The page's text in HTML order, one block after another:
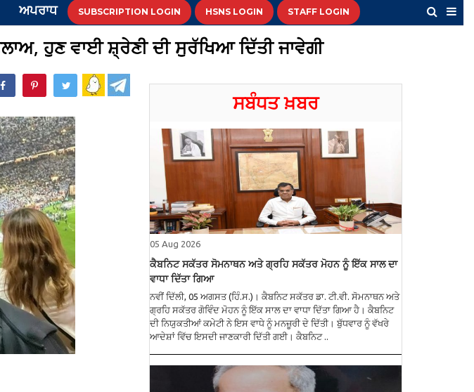
ਅਪਰਾਧ SUBSCRIPTION LOGIN HSNS LOGIN STAFF LOGIN
ਹੁਣ ਵਾਈ ਸ਼੍ਰੇਣੀ ਦੀ ਸੁਰੱਖਿਆ ਦਿੱਤੀ ਜਾਵੇਗੀ
ਸਬੰਧਤ ਖ਼ਬਰ
05 Aug 2026
ਕੈਬਨਿਟ ਸਕੱਤਰ ਸੋਮਨਾਥਨ ਅਤੇ ਗ੍ਰਹਿ ਸਕੱਤਰ ਮੋਹਨ ਨੂੰ ਇੱਕ ਸਾਲ ਦਾ
ਵਾਧਾ ਦਿੱਤਾ ਗਿਆ
ਨਵੀਂ ਦਿੱਲੀ, 05 ਅਗਸਤ (ਹਿੰ.ਸ.)। ਕੈਬਨਿਟ ਸਕੱਤਰ ਡਾ. ਟੀ.ਵੀ. ਸੋਮਨਾਥਨ ਅਤੇ
ਗ੍ਰਹਿ ਸਕੱਤਰ ਗੋਵਿੰਦ ਮੋਹਨ ਨੂੰ ਇੱਕ ਸਾਲ ਦਾ ਵਾਧਾ ਦਿੱਤਾ ਗਿਆ ਹੈ। ਕੈਬਨਿਟ
ਦੀ ਨਿਯੁਕਤੀਆਂ ਕਮੇਟੀ ਨੇ ਇਸ ਵਾਧੇ ਨੂੰ ਮਨਜ਼ੂਰੀ ਦੇ ਦਿੱਤੀ। ਬੁੱਧਵਾਰ ਨੂੰ ਵੱਖਰੇ
ਆਦੇਸ਼ਾਂ ਵਿੱਚ ਇਸਦੀ ਜਾਣਕਾਰੀ ਦਿੱਤੀ ਗਈ। ਕੈਬਨਿਟ ..